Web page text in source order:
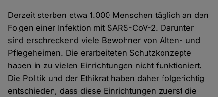
Derzeit sterben etwa 1.000 Menschen täglich an den
Folgen einer Infektion mit SARS-CoV-2. Darunter
sind erschreckend viele Bewohner von Alten- und
Pflegeheimen. Die erarbeiteten Schutzkonzepte
haben in zu vielen Einrichtungen nicht funktioniert.
Die Politik und der Ethikrat haben daher folgerichtig
entschieden, dass diese Einrichtungen zuerst die